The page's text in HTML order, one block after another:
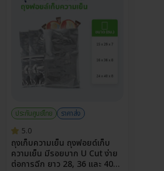
ประกันศูนย์ไทย
ราคาส่ง
5.0
ถุงเก็บความเย็น ถุงฟอยด์เก็บ
ความเย็น มีรอยบาก U Cut ง่าย
ต่อการฉีก ยาว 28, 36 และ 40